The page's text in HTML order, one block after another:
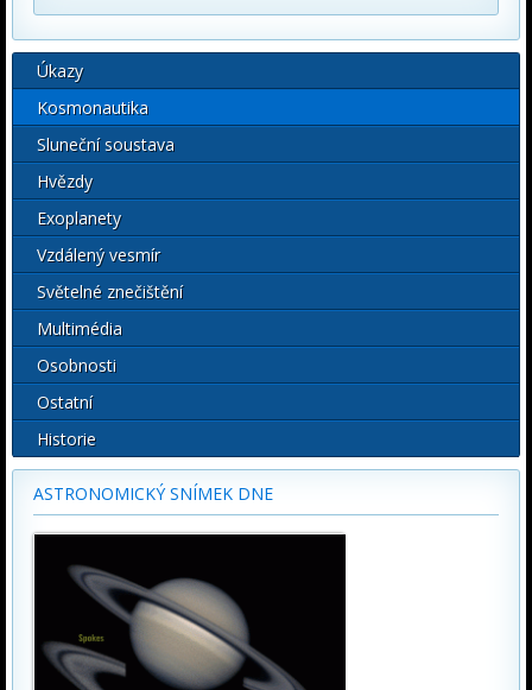
Úkazy
Kosmonautika
Sluneční soustava
Hvězdy
Exoplanety
Vzdálený vesmír
Světelné znečištění
Multimédia
Osobnosti
Ostatní
Historie
ASTRONOMICKÝ SNÍMEK DNE